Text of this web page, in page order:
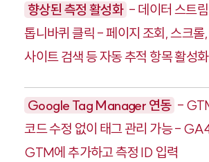
향상된 측정 활성화 - 데이터 스트
톱니바퀴 클릭 - 페이지 조회, 스크롤
사이트 검색 등 자동 추적 항목 활성화
Google Tag Manager 연동 -
코드 수정 없이 태그 관리 가능 -
GTM에 추가하고 측정 ID 입력